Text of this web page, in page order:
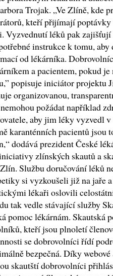
Trojak. „Ve Zlíně, kde
kteří přijímají poptávky
Vyzvednutí léků pak
instrukce k tomu,
od lékárníka.
a pacientem, pokud
popisuje iniciátor projektu
organizovanou,
požádat například
aby jim léky vyzvedl
karanténních pacientů jsou
dodává prezident České
zlínských skautů a
Službu doručování léků
si vyzkoušeli již na jaře
lékaři oslovili
tak vedle stávající služby
pomoc lékárnám. Skautská
kteří jsou plnoletí
se dobrovolníci řídí
bezpečná. Díky
skautští dobrovolníci